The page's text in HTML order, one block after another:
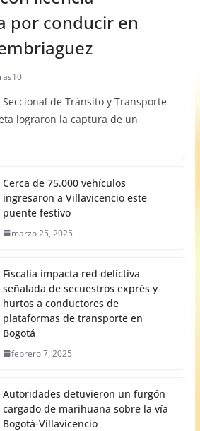
por conducir en
de Tránsito y Transporte
lograron la captura de un
Cerca de 75.000 vehículos
ingresaron a Villavicencio este
puente festivo
marzo 25, 2025
Fiscalía impacta red delictiva
señalada de secuestros exprés y
hurtos a conductores de
plataformas de transporte en
Bogotá
febrero 7, 2025
Autoridades detuvieron un furgón
cargado de marihuana sobre la vía
Bogotá-Villavicencio